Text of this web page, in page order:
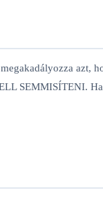
azt,
SEMMISÍTENI.